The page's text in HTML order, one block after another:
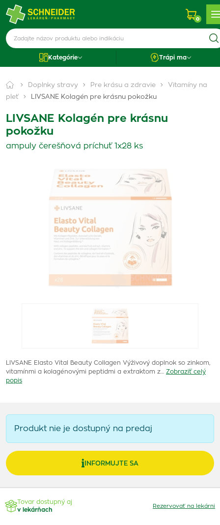
0
Kategórie Trápi ma
Doplnky stravy Pre krásu a zdravie
Vitamíny na
pleť
LIVSANE Kolagén pre krásnu pokožku
LIVSANE Kolagén pre krásnu
pokožku
ampuly čerešňová príchuť 1x28 ks
LIVSANE Elasto Vital Beauty Collagen Výživový doplnok so zinkom,
vitamínmi a kolagénovými peptidmi a extraktom z…
Zobraziť celý
popis
Produkt nie je dostupný na predaj
INFORMUJTE SA
Tovar dostupný aj
v lekárňach
Rezervovať na lekárni